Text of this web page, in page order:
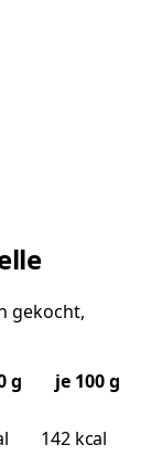
gekocht,
g
je 100 g
142 kcal